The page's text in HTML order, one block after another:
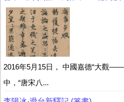
2016年5月15日， 中國嘉德“大觀
中，“唐宋八...